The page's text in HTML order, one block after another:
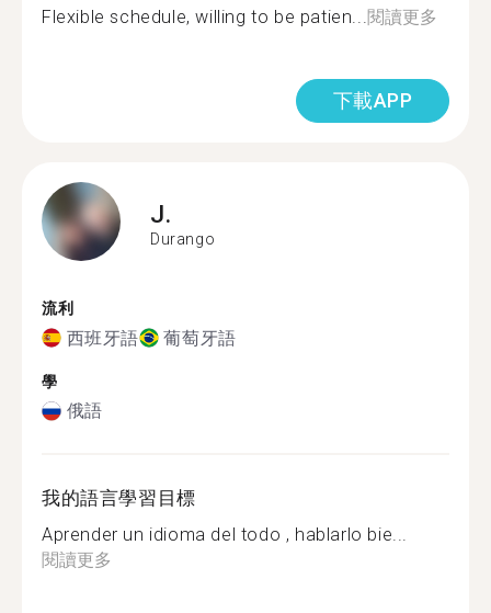
Flexible schedule, willing to be patien...閱讀更多
下載APP
J.
Durango
流利
西班牙語 葡萄牙語
學
俄語
我的語言學習目標
Aprender un idioma del todo , hablarlo bie...
閱讀更多